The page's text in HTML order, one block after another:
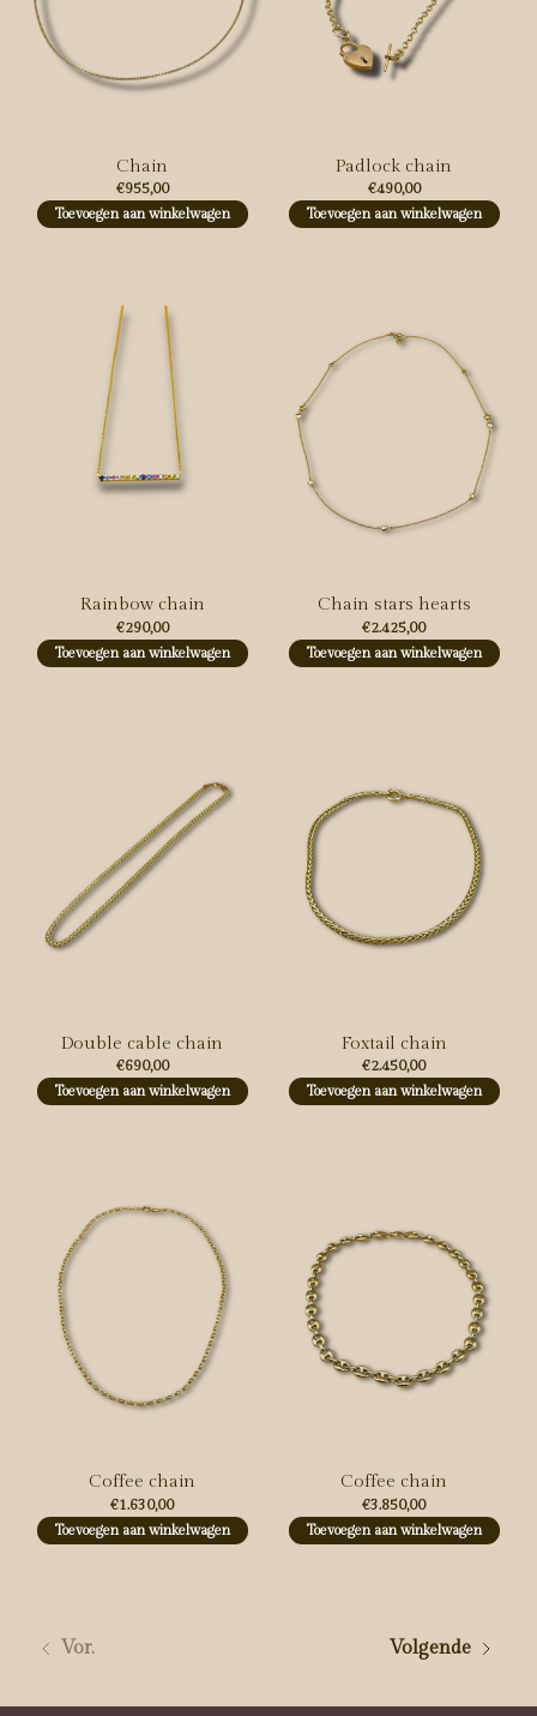
Chain
€955,00
Toevoegen aan winkelwagen
Padlock chain
€490,00
Toevoegen aan winkelwagen
Rainbow chain
€290,00
Toevoegen aan winkelwagen
Chain stars hearts
€2.425,00
Toevoegen aan winkelwagen
Double cable chain
€690,00
Toevoegen aan winkelwagen
Foxtail chain
€2.450,00
Toevoegen aan winkelwagen
Coffee chain
€1.630,00
Toevoegen aan winkelwagen
Coffee chain
€3.850,00
Toevoegen aan winkelwagen
Vor. Volgende